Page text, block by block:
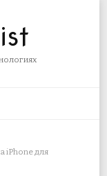
iPhone для